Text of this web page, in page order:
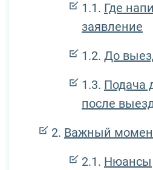
Где
заявление
До
Подача
после
Важный
Нюансы